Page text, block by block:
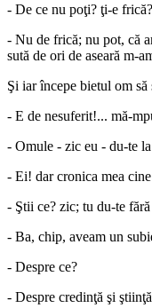
- De ce nu poţi? ţi-e
- Nu de frică; nu pot, că
sută de ori de aseară m-
Şi iar începe bietul om
- E de nesuferit!... mă-
- Omule - zic eu - du-te
- Ei! dar cronica mea
- Ştii ce? zic; tu du-te
- Ba, chip, aveam un
- Despre ce?
- Despre credinţă şi